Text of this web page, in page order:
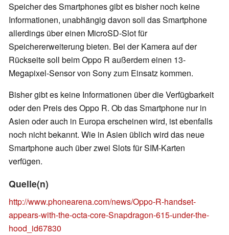
Speicher des Smartphones gibt es bisher noch keine
Informationen, unabhängig davon soll das Smartphone
allerdings über einen MicroSD-Slot für
Speichererweiterung bieten. Bei der Kamera auf der
Rückseite soll beim Oppo R außerdem einen 13-
Megapixel-Sensor von Sony zum Einsatz kommen.
Bisher gibt es keine Informationen über die Verfügbarkeit
oder den Preis des Oppo R. Ob das Smartphone nur in
Asien oder auch in Europa erscheinen wird, ist ebenfalls
noch nicht bekannt. Wie in Asien üblich wird das neue
Smartphone auch über zwei Slots für SIM-Karten
verfügen.
Quelle(n)
http://www.phonearena.com/news/Oppo-R-handset-
appears-with-the-octa-core-Snapdragon-615-under-the-
hood_id67830